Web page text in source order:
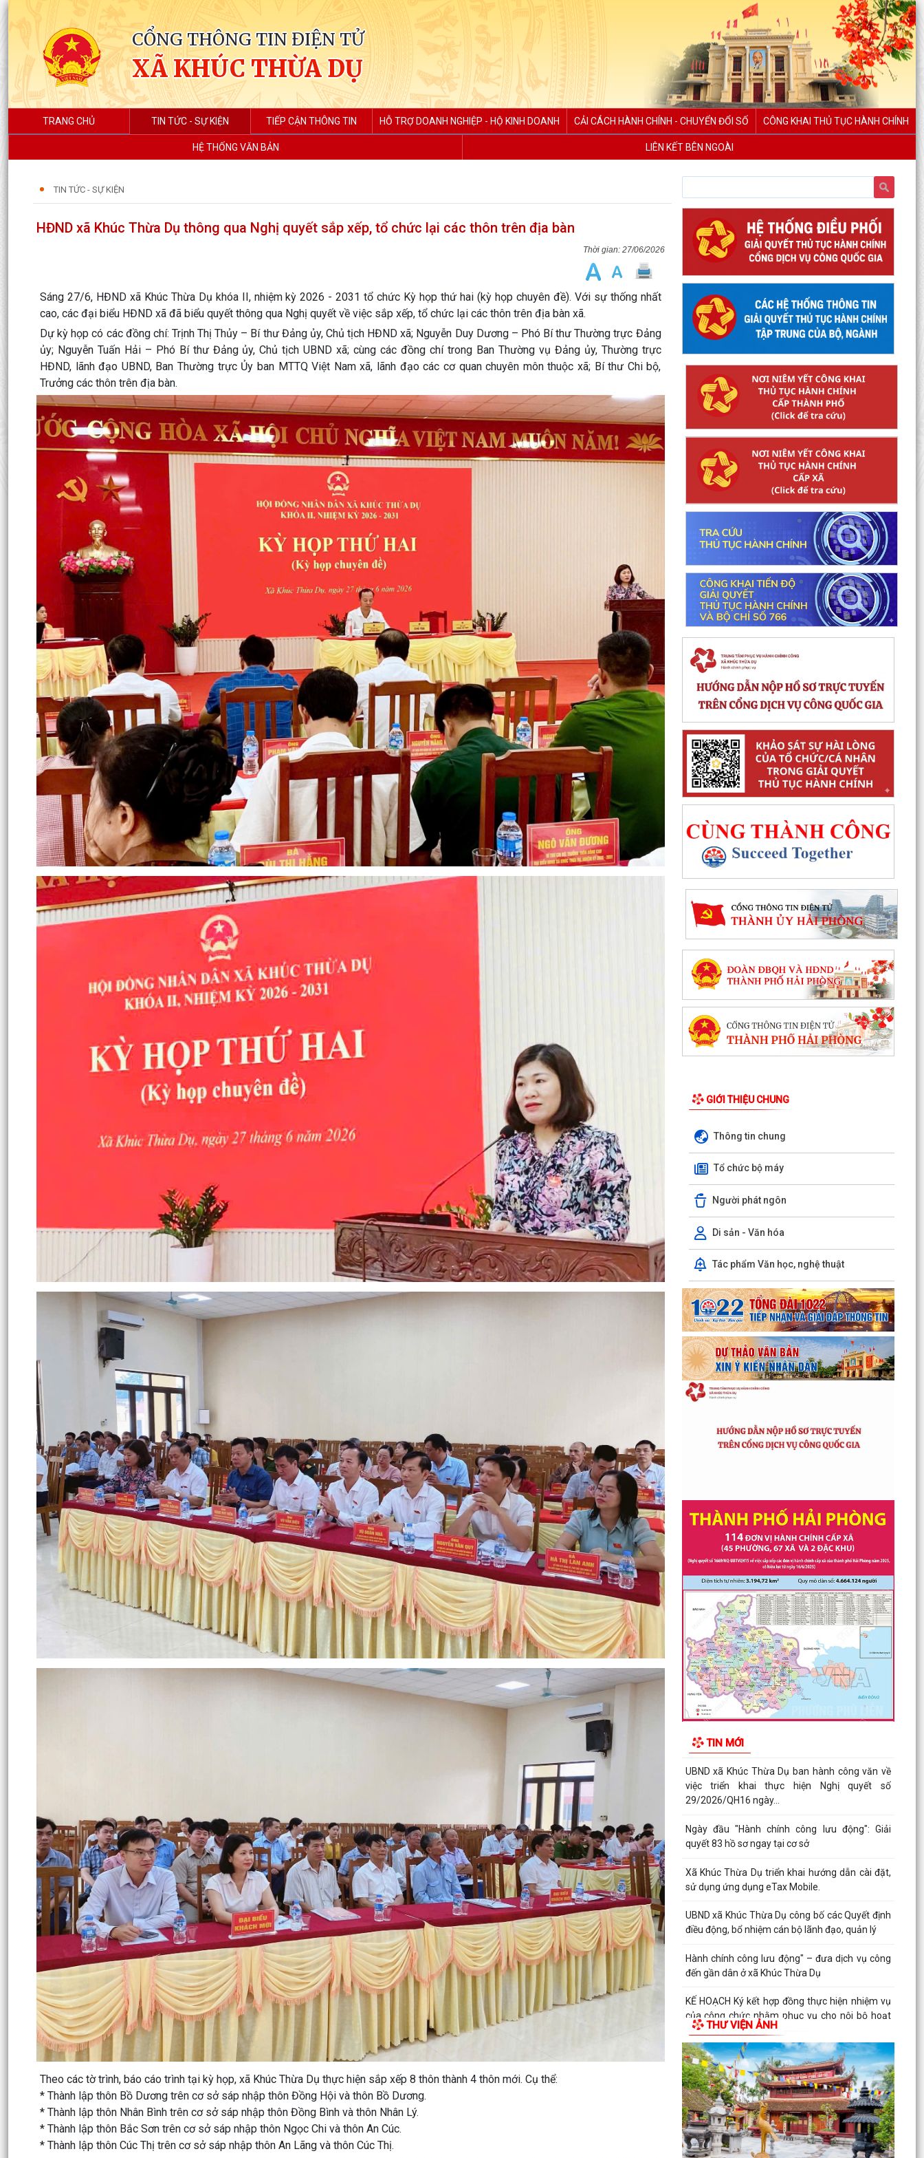
CỔNG THÔNG TIN ĐIỆN TỬ
XÃ KHÚC THỪA DỤ
TRANG CHỦ TIN TỨC - SỰ KIỆN TIẾP CẬN THÔNG TIN HỖ TRỢ DOANH NGHIỆP - HỘ KINH DOANH CẢI CÁCH HÀNH CHÍNH - CHUYỂN ĐỔI SỐ CÔNG KHAI THỦ TỤC HÀNH CHÍNH
HỆ THỐNG VĂN BẢN LIÊN KẾT BÊN NGOÀI
TIN TỨC - SỰ KIỆN
HĐND xã Khúc Thừa Dụ thông qua Nghị quyết sắp xếp, tổ chức lại các thôn trên địa bàn
27/06/2026
Sáng 27/6, HĐND xã Khúc Thừa Dụ khóa II, nhiệm kỳ 2026 - 2031 tổ chức Kỳ họp thứ hai (kỳ họp chuyên đề). Với sự thống nhất
cao, các đại biểu HĐND xã đã biểu quyết thông qua Nghị quyết về việc sắp xếp, tổ chức lại các thôn trên địa bàn xã.
Dự kỳ họp có các đồng chí: Trịnh Thị Thủy – Bí thư Đảng ủy, Chủ tịch HĐND xã; Nguyễn Duy Dương – Phó Bí thư Thường trực Đảng
ủy; Nguyễn Tuấn Hải – Phó Bí thư Đảng ủy, Chủ tịch UBND xã; cùng các đồng chí trong Ban Thường vụ Đảng ủy, Thường trực
HĐND, lãnh đạo UBND, Ban Thường trực Ủy ban MTTQ Việt Nam xã, lãnh đạo các cơ quan chuyên môn thuộc xã; Bí thư Chi bộ,
Trưởng các thôn trên địa bàn.
Theo các tờ trình, báo cáo trình tại kỳ họp, xã Khúc Thừa Dụ thực hiện sắp xếp 8 thôn thành 4 thôn mới. Cụ thể:
* Thành lập thôn Bồ Dương trên cơ sở sáp nhập thôn Đồng Hội và thôn Bồ Dương.
* Thành lập thôn Nhân Bình trên cơ sở sáp nhập thôn Đồng Bình và thôn Nhân Lý.
* Thành lập thôn Bắc Sơn trên cơ sở sáp nhập thôn Ngọc Chi và thôn An Cúc.
* Thành lập thôn Cúc Thị trên cơ sở sáp nhập thôn An Lãng và thôn Cúc Thị.
GIỚI THIỆU CHUNG
Thông tin chung
Tổ chức bộ máy
Người phát ngôn
Di sản - Văn hóa
Tác phẩm Văn học, nghệ thuật
TIN MỚI
Điều chỉnh kịch bản tăng trưởng 6 tháng cuối
năm, quyết tâm đạt GRDP 13%
Thông báo công khai niêm yết nội dung TTHC
mới ban hành, được sửa đổi, bổ sung lĩnh vực
phát...
Trung tâm Dịch vụ sự nghiệp công xã Khúc
Thừa Dụ hướng dẫn chăm sóc, bón phân đón
đòng lúa mùa
Thông báo công khai niêm yết danh mục TTHC
nội bộ mới ban hành thuộc phạm vi, chức năng
của Sở...
chính trị tháng 8/2026.
UBND xã Khúc Thừa Dụ ban hành công văn về
việc triển khai thực hiện Nghị quyết số
29/2026/QH16 ngày...
Ngày đầu "Hành chính công lưu động": Giải
quyết 83 hồ sơ ngay tại cơ sở
Xã Khúc Thừa Dụ triển khai hướng dẫn cài đặt,
sử dụng ứng dụng eTax Mobile.
UBND xã Khúc Thừa Dụ công bố các Quyết định
điều động, bổ nhiệm cán bộ lãnh đạo, quản lý
Hành chính công lưu động" – đưa dịch vụ công
đến gần dân ở xã Khúc Thừa Dụ
KẾ HOẠCH Ký kết hợp đồng thực hiện nhiệm vụ
của công chức nhằm phục vụ cho nội bộ hoạt
động của...
Công khai danh mục thủ tục hành chính ban
hành mới lĩnh vực điện lực thuộc phạm vi, chức
năng quản...
Kế hoạch riển khai thực hiện Nghị định số
224/2026/NĐ-CP của Chính phủ quy định chi
tiết một số...
THƯ VIỆN ẢNH